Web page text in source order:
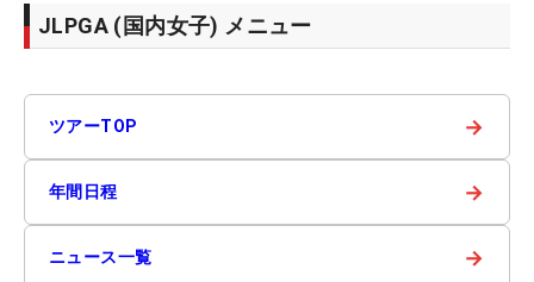
JLPGA (国内女子) メニュー
ツアーTOP →
年間日程 →
ニュース一覧 →